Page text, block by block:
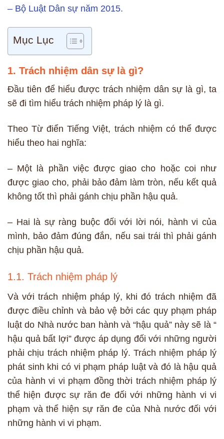
– Bộ Luật Dân sự năm 2015.
Mục Lục
1. Trách nhiệm dân sự là gì?
Đầu tiên để hiểu được trách nhiệm dân sự là gì, ta
sẽ đi tìm hiểu trách nhiệm pháp lý là gì.
Theo Từ điển Tiếng Việt, trách nhiệm có thể được
hiểu theo hai nghĩa:
– Một là phần việc được giao cho hoặc coi như
được giao cho, phải bảo đảm làm tròn, nếu kết quả
không tốt thì phải gánh chịu phần hậu quả.
– Hai là sự ràng buộc đối với lời nói, hành vi của
mình, bảo đảm đúng đắn, nếu sai trái thì phải gánh
chịu phần hậu quả.
1.1. Trách nhiệm pháp lý
Và với trách nhiệm pháp lý, khi đó trách nhiệm đã
được điều chỉnh và bảo vệ bởi các quy phạm pháp
luật do Nhà nước ban hành và “hậu quả” này sẽ là “
hậu quả bất lợi” được áp dụng đối với những người
phải chịu trách nhiệm pháp lý. Trách nhiệm pháp lý
phát sinh khi có vi phạm pháp luật và đó là hậu quả
của hành vi vi phạm đồng thời trách nhiệm pháp lý
thể hiện được sự răn đe đối với những hành vi vi
phạm và thể hiện sự răn đe của Nhà nước đối với
những hành vi vi phạm.